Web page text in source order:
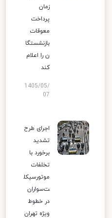
زمان
پرداخت
معوقات
بازنشستگا
ن را اعلام
کند
1405/05/
07
اجرای طرح
تشدید
برخورد با
تخلفات
موتورسیکل
ت‌سواران
در خطوط
ویژه تهران